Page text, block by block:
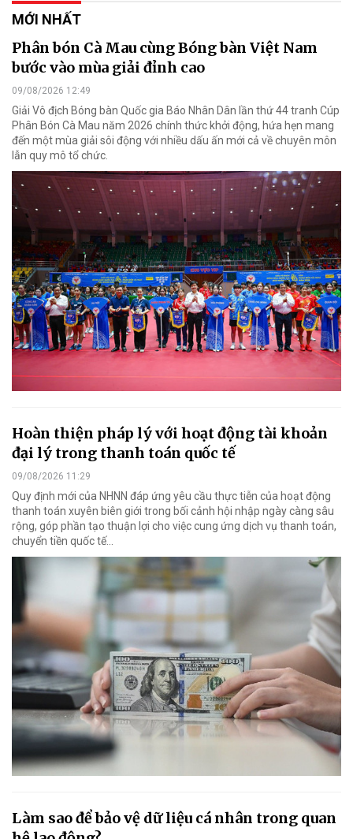
MỚI NHẤT
Phân bón Cà Mau cùng Bóng bàn Việt Nam
bước vào mùa giải đỉnh cao
09/08/2026 12:49
Giải Vô địch Bóng bàn Quốc gia Báo Nhân Dân lần thứ 44 tranh Cúp
Phân Bón Cà Mau năm 2026 chính thức khởi động, hứa hẹn mang
đến một mùa giải sôi động với nhiều dấu ấn mới cả về chuyên môn
lẫn quy mô tổ chức.
Hoàn thiện pháp lý với hoạt động tài khoản
đại lý trong thanh toán quốc tế
09/08/2026 11:29
Quy định mới của NHNN đáp ứng yêu cầu thực tiễn của hoạt động
thanh toán xuyên biên giới trong bối cảnh hội nhập ngày càng sâu
rộng, góp phần tạo thuận lợi cho việc cung ứng dịch vụ thanh toán,
chuyển tiền quốc tế...
Làm sao để bảo vệ dữ liệu cá nhân trong quan